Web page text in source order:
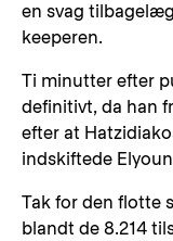
en svag
keeperen.
Ti minutter efter
definitivt, da han
efter at
indskiftede
Tak for den flotte
blandt de 8.214